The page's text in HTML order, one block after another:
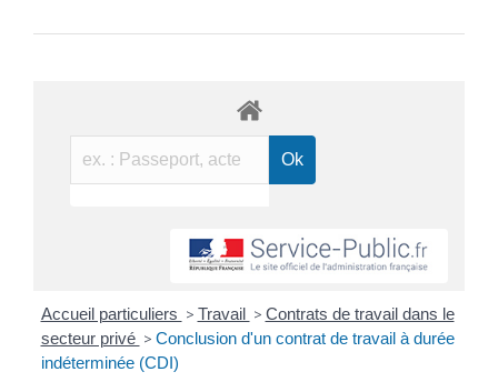
Accueil particuliers > Travail > Contrats de travail dans le
secteur privé > Conclusion d'un contrat de travail à durée
indéterminée (CDI)